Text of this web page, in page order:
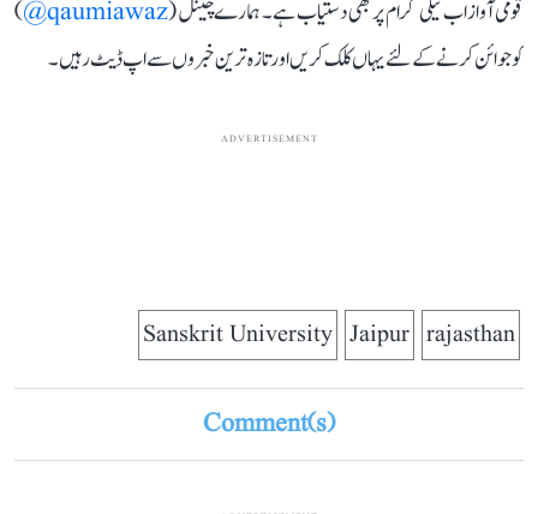
قومی آواز اب ٹیلی گرام پر بھی دستیاب ہے۔ ہمارے چینل (qaumiawaz@
)
کو جوائن کرنے کے لئے یہاں کلک کریں اور تازہ ترین خبروں سے اپ ڈیٹ رہیں۔
ADVERTISEMENT
rajasthan
Jaipur
Sanskrit University
Comment(s)